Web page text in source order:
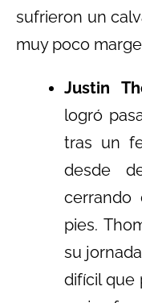
sufrieron un
muy poco
Justin
logró
tras un
desde
pies.
su
difícil que